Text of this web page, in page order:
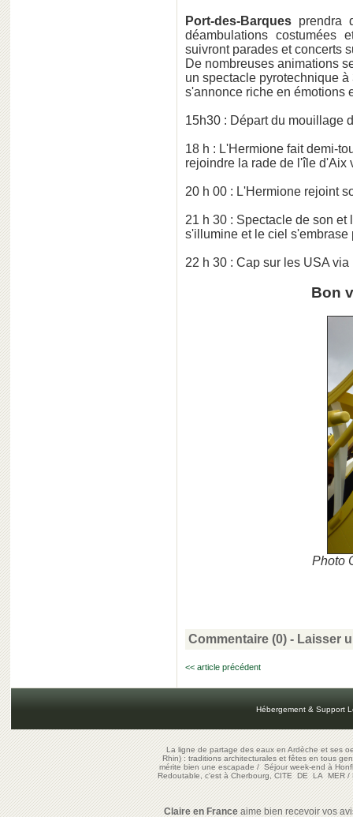
Port-des-Barques prendra
déambulations costumées
suivront parades et concerts
De nombreuses animations
un spectacle pyrotechnique
s'annonce riche en émotions
15h30 : Départ du mouillage
18 h : L'Hermione fait demi-
rejoindre la rade de l'île d'Aix
20 h 00 : L'Hermione rejoint
21 h 30 : Spectacle de son
s'illumine et le ciel
22 h 30 : Cap sur les USA
Bon
Photo
Commentaire (0) - Laisser
<< article précédent
Hébergement & Support
La ligne de partage des eaux en Ardèche et ses
Rhin) : traditions architecturales et fêtes en tous
mérite bien une escapade/Séjour week-end à
Redoutable, c'est à Cherbourg, CITE DE LA MER/
Claire en Franceaime bien recevoir vos